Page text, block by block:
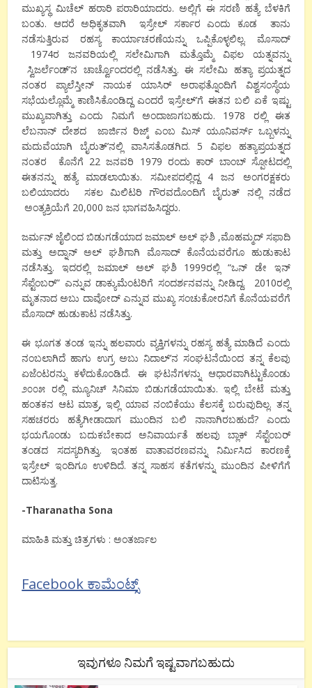
ಮುಖ್ಯಸ್ಥ ಮಿಚೆಲ್ ಹರಾರಿ ಪರಾರಿಯಾದರು. ಅಲ್ಲಿಗೆ ಈ ಸರಣಿ ಹತ್ಯೆ ಬೆಳಕಿಗೆ
ಬಂತು. ಆದರೆ ಅಧಿಕೃತವಾಗಿ ಇಸ್ರೇಲ್ ಸರ್ಕಾರ ಎಂದು ಕೂಡ ತಾನು
ನಡೆಸುತ್ತಿರುವ ರಹಸ್ಯ ಕಾರ್ಯಾಚರಣೆಯನ್ನು ಒಪ್ಪಿಕೊಳ್ಳಲಿಲ್ಲ. ಮೊಸಾದ್
1974ರ ಜನವರಿಯಲ್ಲಿ ಸಲೇಮಿಗಾಗಿ ಮತ್ತೊಮ್ಮೆ ವಿಫಲ ಯತ್ನವನ್ನು
ಸ್ವಿಜರ್ಲೆಂಡ್’ನ ಚಾರ್ಚ್ವೊಂದರಲ್ಲಿ ನಡೆಸಿತ್ತು. ಈ ಸಲೇಮಿ ಹತ್ಯಾ ಪ್ರಯತ್ನದ
ನಂತರ ಪ್ಯಾಲೆಸ್ತೀನ್ ನಾಯಕ ಯಾಸಿರ್ ಅರಾಫತ್ನೊಂದಿಗೆ ವಿಶ್ವಸಂಸ್ಥೆಯ
ಸಭೆಯಲ್ಲೊಮ್ಮೆ ಕಾಣಿಸಿಕೊಂಡಿದ್ದ ಎಂದರೆ ಇಸ್ರೇಲ್’ಗೆ ಈತನ ಬಲಿ ಏಕೆ ಇಷ್ಟು
ಮುಖ್ಯವಾಗಿತ್ತು ಎಂದು ನಿಮಗೆ ಅಂದಾಜಾಗಬಹುದು. 1978 ರಲ್ಲಿ ಈತ
ಲೆಬನಾನ್ ದೇಶದ ಜಾರ್ಜಿನ ರಿಜ್ಕ್ ಎಂಬ ಮಿಸ್ ಯೂನಿವರ್ಸ್ ಒಬ್ಬಳನ್ನು
ಮದುವೆಯಾಗಿ ಬೈರುತ್’ನಲ್ಲಿ ವಾಸಿಸತೊಡಗಿದ. 5 ವಿಫಲ ಹತ್ಯಾಪ್ರಯತ್ನದ
ನಂತರ ಕೊನೆಗೆ 22 ಜನವರಿ 1979 ರಂದು ಕಾರ್ ಬಾಂಬ್ ಸ್ಪೋಟದಲ್ಲಿ
ಈತನನ್ನು ಹತ್ಯೆ ಮಾಡಲಾಯಿತು. ಸಮೀಪದಲ್ಲಿದ್ದ 4 ಜನ ಅಂಗರಕ್ಷಕರು
ಬಲಿಯಾದರು ಸಕಲ ಮಿಲಿಟರಿ ಗೌರವದೊಂದಿಗೆ ಬೈರುತ್ ನಲ್ಲಿ ನಡೆದ
ಅಂತ್ಯಕ್ರಿಯೆಗೆ 20,000 ಜನ ಭಾಗವಹಿಸಿದ್ದರು.
ಜರ್ಮನ್ ಜೈಲಿಂದ ಬಿಡುಗಡೆಯಾದ ಜಮಾಲ್ ಅಲ್ ಘಶಿ ,ಮೊಹಮ್ಮದ್ ಸಫಾದಿ
ಮತ್ತು ಅದ್ನಾನ್ ಅಲ್ ಘಶಿಗಾಗಿ ಮೊಸಾದ್ ಕೊನೆಯವರೆಗೂ ಹುಡುಕಾಟ
ನಡೆಸಿತ್ತು. ಇದರಲ್ಲಿ ಜಮಾಲ್ ಅಲ್ ಘಶಿ 1999ರಲ್ಲಿ “ಒನ್ ಡೇ ಇನ್
ಸೆಪ್ಟೆಂಬರ್” ಎನ್ನುವ ಡಾಕ್ಯುಮೆಂಟರಿಗೆ ಸಂದರ್ಶನವನ್ನು ನೀಡಿದ್ದ. 2010ರಲ್ಲಿ
ಮೃತನಾದ ಅಬು ದಾವೋದ್ ಎನ್ನುವ ಮುಖ್ಯ ಸಂಚುಕೋರನಿಗೆ ಕೊನೆಯವರೆಗೆ
ಮೊಸಾದ್ ಹುಡುಕಾಟ ನಡೆಸಿತ್ತು.
ಈ ಭೂಗತ ತಂಡ ಇನ್ನು ಹಲವಾರು ವ್ಯಕ್ತಿಗಳನ್ನು ರಹಸ್ಯ ಹತ್ಯೆ ಮಾಡಿದೆ ಎಂದು
ನಂಬಲಾಗಿದೆ ಹಾಗು ಉಗ್ರ ಅಬು ನಿದಾಲ್’ನ ಸಂಘಟನೆಯಿಂದ ತನ್ನ ಕೆಲವು
ಏಜೆಂಟರನ್ನು ಕಳೆದುಕೊಂಡಿದೆ. ಈ ಘಟನೆಗಳನ್ನು ಆಧಾರವಾಗಿಟ್ಟುಕೊಂಡು
೨೦೦೫ ರಲ್ಲಿ ಮ್ಯೂನಿಚ್ ಸಿನಿಮಾ ಬಿಡುಗಡೆಯಾಯಿತು. ಇಲ್ಲಿ ಬೇಟೆ ಮತ್ತು
ಹಂತಕನ ಆಟ ಮಾತ್ರ, ಇಲ್ಲಿ ಯಾವ ನಂಬಿಕೆಯು ಕೆಲಸಕ್ಕೆ ಬರುವುದಿಲ್ಲ. ತನ್ನ
ಸಹಚರರು ಹತ್ಯೆಗೀಡಾದಾಗ ಮುಂದಿನ ಬಲಿ ನಾನಾಗಿರಬಹುದೆ? ಎಂದು
ಭಯಗೊಂಡು ಬದುಕಬೇಕಾದ ಅನಿವಾರ್ಯತೆ ಹಲವು ಬ್ಲಾಕ್ ಸೆಪ್ಟೆಂಬರ್
ತಂಡದ ಸದಸ್ಯರಿಗಿತ್ತು. ಇಂತಹ ವಾತಾವರಣವನ್ನು ನಿರ್ಮಿಸಿದ ಕಾರಣಕ್ಕೆ
ಇಸ್ರೇಲ್ ಇಂದಿಗೂ ಉಳಿದಿದೆ. ತನ್ನ ಸಾಹಸ ಕತೆಗಳನ್ನು ಮುಂದಿನ ಪೀಳಿಗೆಗೆ
ದಾಟಿಸುತ್ತ.
-Tharanatha Sona
ಮಾಹಿತಿ ಮತ್ತು ಚಿತ್ರಗಳು : ಅಂತರ್ಜಾಲ
Facebook ಕಾಮೆಂಟ್ಸ್
ಇವುಗಳೂ ನಿಮಗೆ ಇಷ್ಟವಾಗಬಹುದು